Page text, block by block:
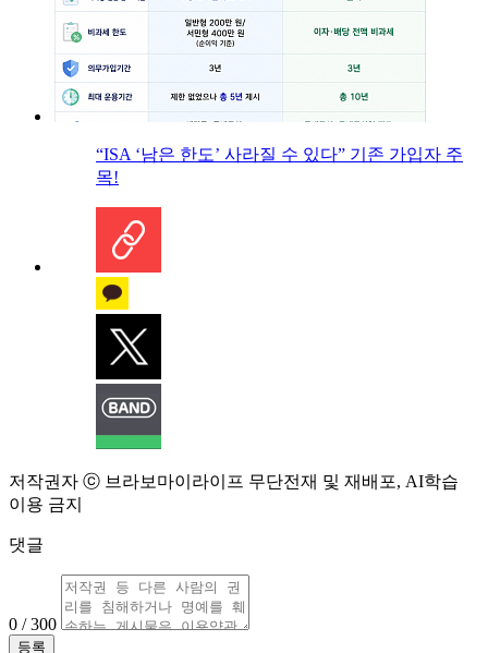
“ISA ‘남은 한도’ 사라질 수 있다” 기존 가입자 주
목!
저작권자 ⓒ 브라보마이라이프 무단전재 및 재배포, AI학습
이용 금지
댓글
0 / 300